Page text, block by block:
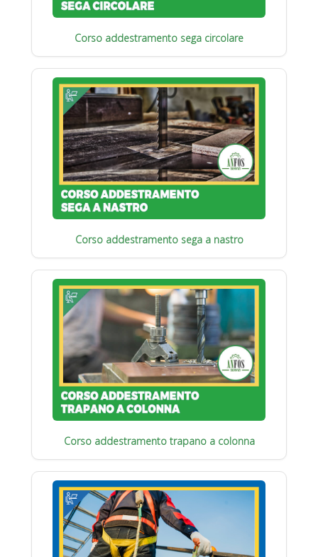
Corso addestramento sega circolare
Corso addestramento sega a nastro
Corso addestramento trapano a colonna